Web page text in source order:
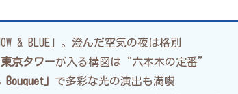
& BLUE」。澄んだ空気の夜は格別
東京タワーが入る構図は“六本木の定番”
」 で多彩な光の演出も満喫